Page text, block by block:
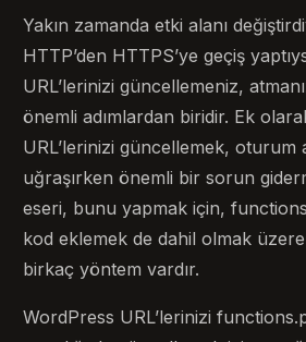
Yakın zamanda etki alanı
HTTP’den HTTPS’ye geçiş
URL’lerinizi güncellemeniz,
önemli adımlardan biridir. Ek
URL’lerinizi güncellemek, oturum
uğraşırken önemli bir sorun
eseri, bunu yapmak için,
kod eklemek de dahil olmak
birkaç yöntem vardır.
WordPress URL’lerinizi